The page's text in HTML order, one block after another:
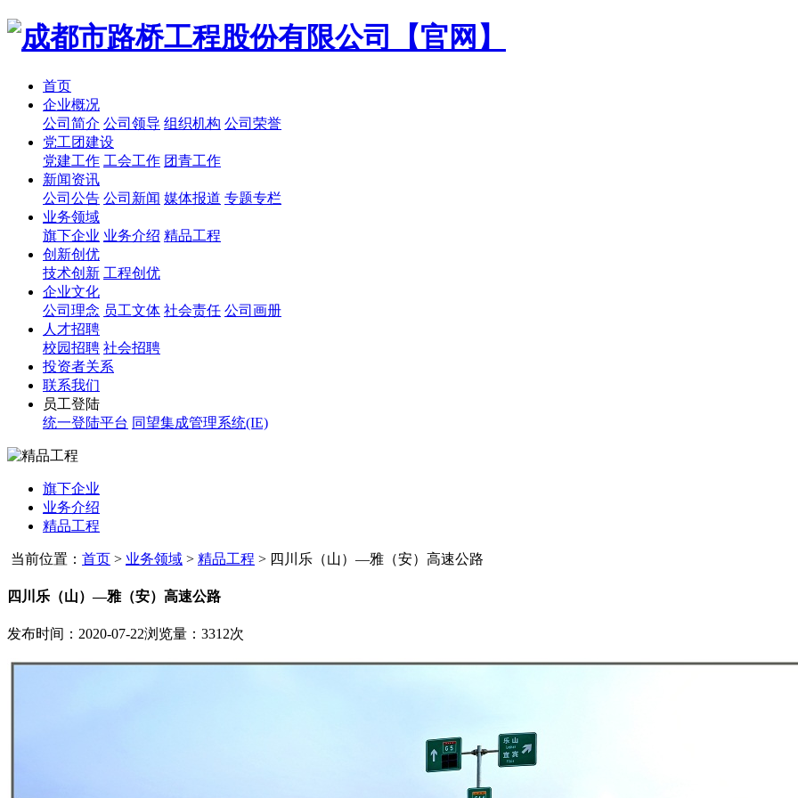
首页
企业概况
公司简介 公司领导 组织机构 公司荣誉
党工团建设
党建工作 工会工作 团青工作
新闻资讯
公司公告 公司新闻 媒体报道 专题专栏
业务领域
旗下企业 业务介绍 精品工程
创新创优
技术创新 工程创优
企业文化
公司理念 员工文体 社会责任 公司画册
人才招聘
校园招聘 社会招聘
投资者关系
联系我们
员工登陆
统一登陆平台 同望集成管理系统(IE)
旗下企业
业务介绍
精品工程
当前位置： 首页 > 业务领域 > 精品工程 > 四川乐（山）—雅（安）高速公路
四川乐（山）—雅（安）高速公路
发布时间：2020-07-22浏览量：3312次